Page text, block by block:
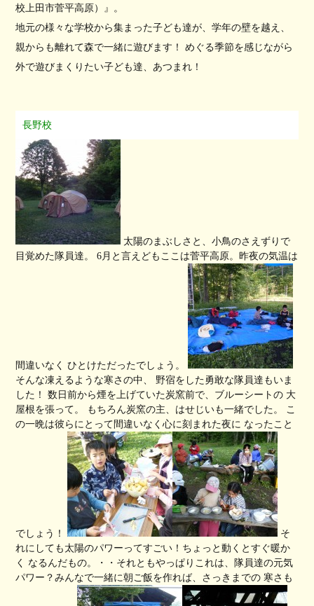
校上田市菅平高原）』。
地元の様々な学校から集まった子ども達が、学年の壁を越え、
親からも離れて森で一緒に遊びます！ めぐる季節を感じながら
外で遊びまくりたい子ども達、あつまれ！
長野校
太陽のまぶしさと、小鳥のさえずりで
目覚めた隊員達。 6月と言えどもここは菅平高原。昨夜の気温は
間違いなく ひとけただったでしょう。
そんな凍えるような寒さの中、 野宿をした勇敢な隊員達もいま
した！ 数日前から煙を上げていた炭窯前で、ブルーシートの 大
屋根を張って。 もちろん炭窯の主、はせじいも一緒でした。 こ
の一晩は彼らにとって間違いなく心に刻まれた夜に なったこと
でしょう！
そ
れにしても太陽のパワーってすごい！ちょっと動くとすぐ暖か
く なるんだもの。・・それともやっぱりこれは、隊員達の元気
パワー？みんなで一緒に朝ご飯を作れば、さっきまでの 寒さも